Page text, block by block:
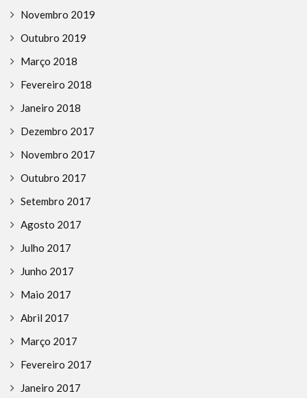
Novembro 2019
Outubro 2019
Março 2018
Fevereiro 2018
Janeiro 2018
Dezembro 2017
Novembro 2017
Outubro 2017
Setembro 2017
Agosto 2017
Julho 2017
Junho 2017
Maio 2017
Abril 2017
Março 2017
Fevereiro 2017
Janeiro 2017